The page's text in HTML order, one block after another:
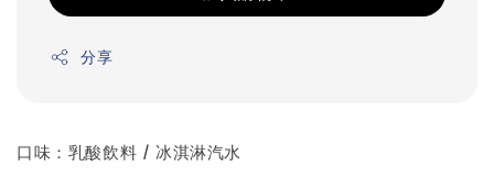
分享
口味：乳酸飲料 / 冰淇淋汽水